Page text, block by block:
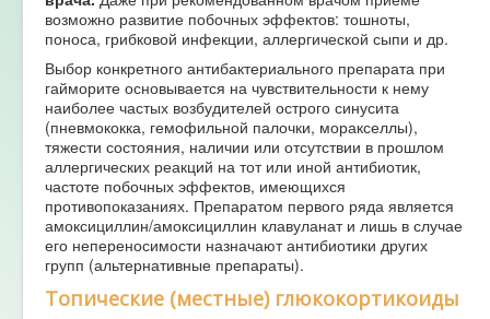
возможно развитие побочных эффектов: тошноты,
поноса, грибковой инфекции, аллергической сыпи и др.
Выбор конкретного антибактериального препарата при
гайморите основывается на чувствительности к нему
наиболее частых возбудителей острого синусита
(пневмококка, гемофильной палочки, моракселлы),
тяжести состояния, наличии или отсутствии в прошлом
аллергических реакций на тот или иной антибиотик,
частоте побочных эффектов, имеющихся
противопоказаниях. Препаратом первого ряда является
амоксициллин/амоксициллин клавуланат и лишь в случае
его непереносимости назначают антибиотики других
групп (альтернативные препараты).
Топические (местные) глюкокортикоиды